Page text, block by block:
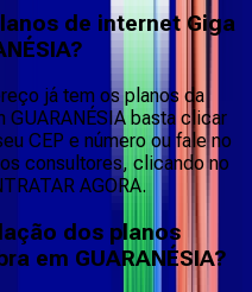
de internet Giga
já tem os planos da
GUARANÉSIA basta clicar
CEP e número ou fale no
consultores, clicando no
AGORA.
dos planos
em GUARANÉSIA?